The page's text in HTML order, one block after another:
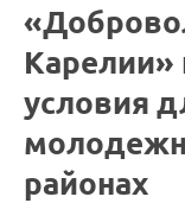
Карелии»
условия
районах